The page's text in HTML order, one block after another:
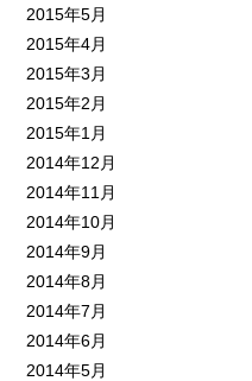
2015年5月
2015年4月
2015年3月
2015年2月
2015年1月
2014年12月
2014年11月
2014年10月
2014年9月
2014年8月
2014年7月
2014年6月
2014年5月